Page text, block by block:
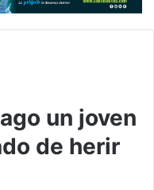
un joven
de herir